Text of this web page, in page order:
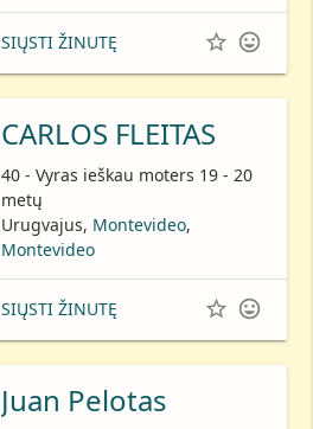
SIŲSTI ŽINUTĘ  
CARLOS FLEITAS
40 - Vyras ieškau moters 19 - 20
metų
Urugvajus, Montevideo,
Montevideo
SIŲSTI ŽINUTĘ  
Juan Pelotas